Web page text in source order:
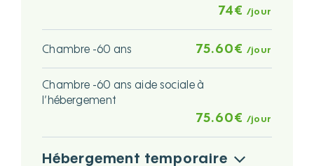
74€ /jour
Chambre -60 ans 75.60€ /jour
Chambre -60 ans aide sociale à
l’hébergement
75.60€ /jour
Hébergement temporaire